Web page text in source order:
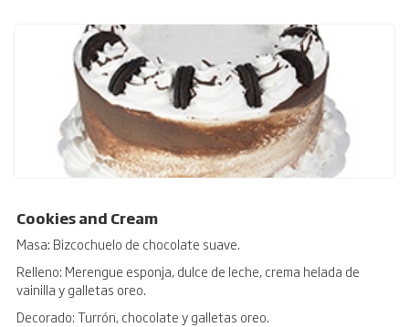
Cookies and Cream
Masa: Bizcochuelo de chocolate suave.
Relleno: Merengue esponja, dulce de leche, crema helada de
vainilla y galletas oreo.
Decorado: Turrón, chocolate y galletas oreo.